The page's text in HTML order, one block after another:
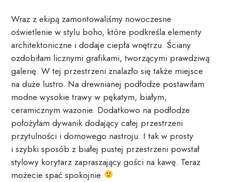
Wraz z ekipą zamontowaliśmy nowoczesne
oświetlenie w stylu boho, które podkreśla elementy
architektoniczne i dodaje ciepła wnętrzu. Ściany
ozdobiłam licznymi grafikami, tworzącymi prawdziwą
galerię. W tej przestrzeni znalazło się także miejsce
na duże lustro. Na drewnianej podłodze postawiłam
modne wysokie trawy w pękatym, białym,
ceramicznym wazonie. Dodatkowo na podłodze
położyłam dywanik dodający całej przestrzeni
przytulności i domowego nastroju. I tak w prosty
i szybki sposób z białej pustej przestrzeni powstał
stylowy korytarz zapraszający gości na kawę. Teraz
możecie spać spokojnie